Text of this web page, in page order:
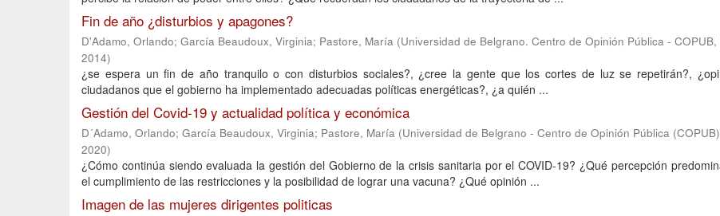
Fin de año ¿disturbios y apagones?
D'Adamo, Orlando; García Beaudoux, Virginia; Pastore, María (Universidad de Belgrano. Centro de Opinión Pública - COPUB,
2014)
¿se espera un fin de año tranquilo o con disturbios sociales?, ¿cree la gente que los cortes de luz se repetirán?,
ciudadanos que el gobierno ha implementado adecuadas políticas energéticas?, ¿a quién ...
Gestión del Covid-19 y actualidad política y económica
D´Adamo, Orlando; García Beaudoux, Virginia; Pastore, María (Universidad de Belgrano - Centro de Opinión Pública (COPUB)
2020)
¿Cómo continúa siendo evaluada la gestión del Gobierno de la crisis sanitaria por el COVID-19? ¿Qué percepción
el cumplimiento de las restricciones y la posibilidad de lograr una vacuna? ¿Qué opinión ...
Imagen de las mujeres dirigentes politicas